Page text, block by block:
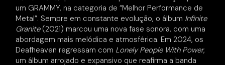
um GRAMMY, na categoria de “Melhor Performance de
Metal”. Sempre em constante evolução, o álbum Infinite
Granite(2021) marcou uma nova fase sonora, com uma
abordagem mais melódica e atmosférica. Em 2024, os
Deafheaven regressam com Lonely People With Power,
um álbum arrojado e expansivo que reafirma a banda